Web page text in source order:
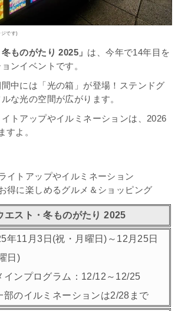
です)
ものがたり 2025」 は、今年で14年目を
ンイベントです。
中には「光の箱」が登場！ステンドグ
な光の空間が広がります。
トアップやイルミネーションは、2026
すよ。
イトアップやイルミネーション
得に楽しめるグルメ＆ショッピング
エスト・冬ものがたり 2025
年11月3日(祝・月曜日)～12月25日
日)
ンプログラム：12/12～12/25
のイルミネーションは2/28まで